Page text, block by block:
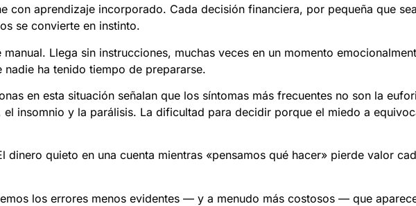
con aprendizaje incorporado. Cada decisión financiera, por pequeña que
se convierte en instinto.
Llega sin instrucciones, muchas veces en un momento
ha tenido tiempo de prepararse.
en esta situación señalan que los síntomas más frecuentes no son la
insomnio y la parálisis. La dificultad para decidir porque el miedo a
dinero quieto en una cuenta mientras «pensamos qué hacer» pierde valor
los errores menos evidentes — y a menudo más costosos — que